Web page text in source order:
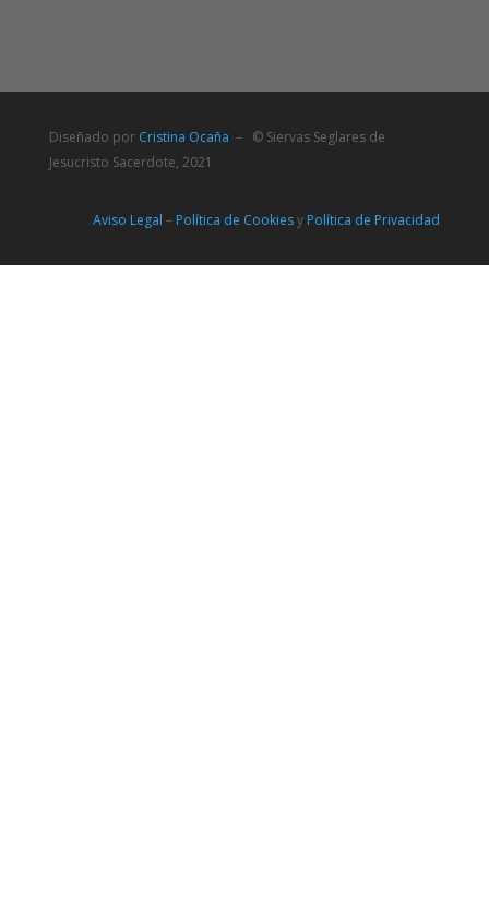
Diseñado por Cristina Ocaña – © Siervas Seglares de
Jesucristo Sacerdote, 2021
Aviso Legal – Política de Cookiesy Política de Privacidad